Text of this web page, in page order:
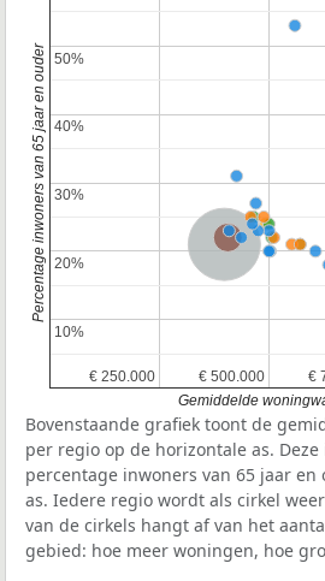
Nederland
Provincie Noord-Brabant
€ 250.000
€ 250.000 € 500.000
€ 500.000 €
€
10%
10%
20%
20%
30%
30%
40%
40%
50%
50%
Gemiddelde
Percentage inwoners van 65 jaar en ouder
Bovenstaande grafiek toont de
per regio op de horizontale as.
percentage inwoners van 65 jaar
as. Iedere regio wordt als cirkel
van de cirkels hangt af van het
gebied: hoe meer woningen, hoe